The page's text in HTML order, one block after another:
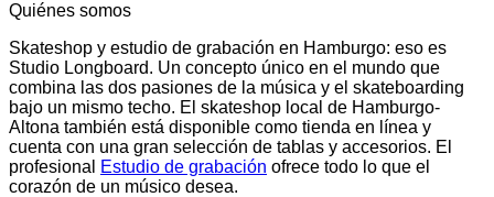
Quiénes somos
Skateshop y estudio de grabación en Hamburgo: eso es
Studio Longboard. Un concepto único en el mundo que
combina las dos pasiones de la música y el skateboarding
bajo un mismo techo. El skateshop local de Hamburgo-
Altona también está disponible como tienda en línea y
cuenta con una gran selección de tablas y accesorios. El
profesional
Estudio de grabación ofrece todo lo que el
corazón de un músico desea.